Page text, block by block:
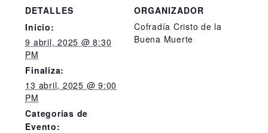
DETALLES
Inicio:
9 abril, 2025 @ 8:30
PM
Finaliza:
13 abril, 2025 @ 9:00
PM
Categorías de
Evento:
ORGANIZADOR
Cofradía Cristo de la
Buena Muerte